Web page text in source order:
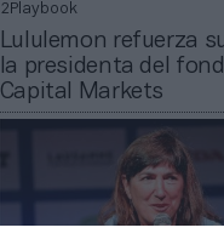
2Playbook
Lululemon refuerza
la presidenta del
Capital Markets